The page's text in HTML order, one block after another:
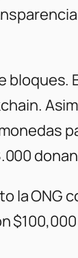
la ONG